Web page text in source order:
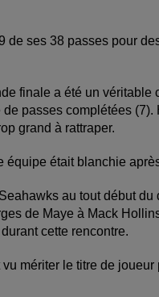
ses 38 passes pour
finale a été un véritable
passes complétées
grand à rattraper.
équipe était blanchie
au tout début
de Maye à Mack
cette rencontre.
mériter le titre de